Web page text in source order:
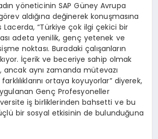
yöneticinin SAP Güney Avrupa
aldığına değinerek konuşmasına
Lacerda, “Türkiye çok ilgi çekici bir
adeta yenilik, genç yetenek ve
noktası. Buradaki çalışanların
İçerik ve beceriye sahip olmak
aynı zamanda mütevazı
ortaya koyuyorlar” diyerek,
Genç Profesyoneller
iş birliklerinden bahsetti ve bu
bir sosyal etkisinin de bulunduğuna